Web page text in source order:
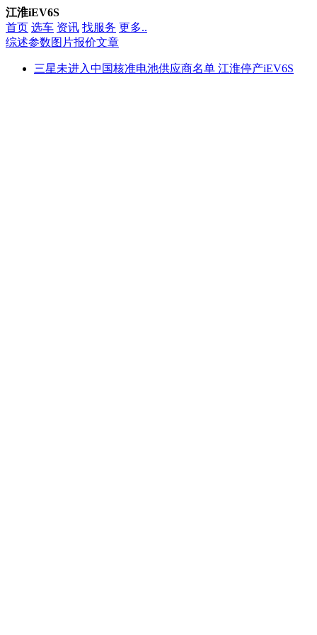
江淮iEV6S
首页 选车 资讯 找服务 更多..
综述参数图片报价文章
三星未进入中国核准电池供应商名单 江淮停产iEV6S